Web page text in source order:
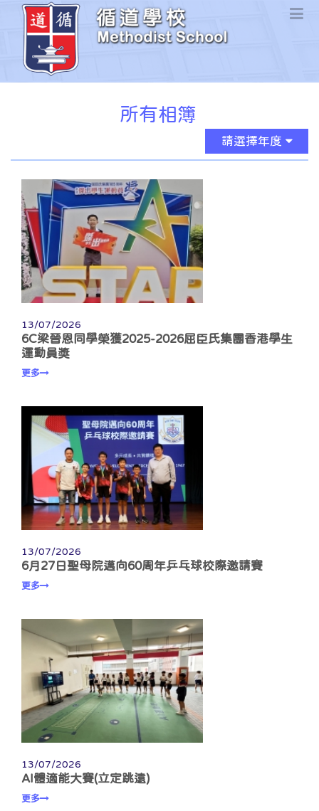
所有相簿
請選擇年度
13/07/2026
6C梁晉恩同學榮獲2025-2026屈臣氏集團香港學生
運動員獎
更多
13/07/2026
6月27日聖母院邁向60周年乒乓球校際邀請賽
更多
13/07/2026
AI體適能大賽(立定跳遠)
更多